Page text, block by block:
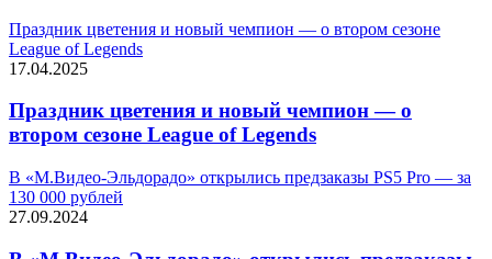
Праздник цветения и новый чемпион — о втором сезоне
League of Legends
17.04.2025
Праздник цветения и новый чемпион — о
втором сезоне League of Legends
В «М.Видео-Эльдорадо» открылись предзаказы PS5 Pro — за
130 000 рублей
27.09.2024